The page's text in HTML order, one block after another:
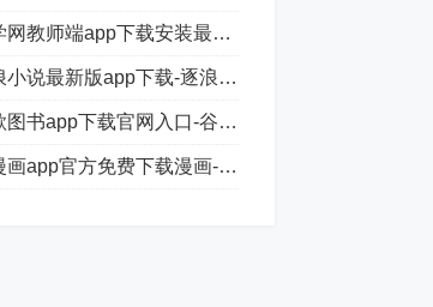
师端app下载安装最新版-智学网教师端手机版下载
最新版app下载-逐浪小说正式版免费手机下载安装
app下载官网入口-谷歌图书正版免费下载安装
官方免费下载漫画-喵漫画正式版在线阅读安卓下载